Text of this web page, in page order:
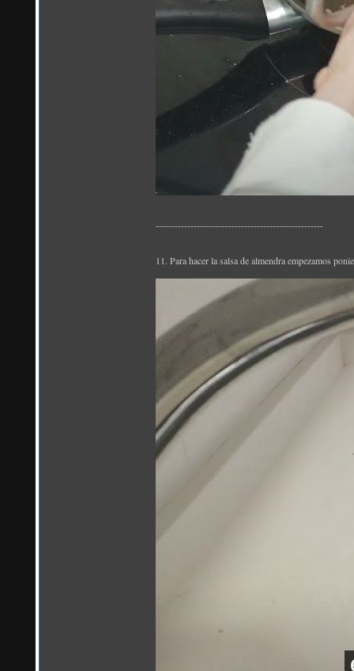
-----------------------------------------------------
11. Para hacer la salsa de almendra empezamos